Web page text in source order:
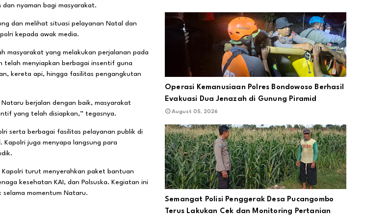
nyaman bagi masyarakat.
dan melihat situasi pelayanan Natal dan
kepada awak media.
masyarakat yang melakukan perjalanan pada
telah menyiapkan berbagai insentif guna
kereta api, hingga fasilitas pengangkutan
berjalan dengan baik, masyarakat
yang telah disiapkan,” tegasnya.
serta berbagai fasilitas pelayanan publik di
juga menyapa langsung para
turut menyerahkan paket bantuan
kesehatan KAI, dan Polsuska. Kegiatan ini
selama momentum Nataru.
Operasi Kemanusiaan Polres Bondowoso Berhasil
Evakuasi Dua Jenazah di Gunung Piramid
August 05, 2026
Semangat Polisi Penggerak Desa Pucangombo
Terus Lakukan Cek dan Monitoring Pertanian